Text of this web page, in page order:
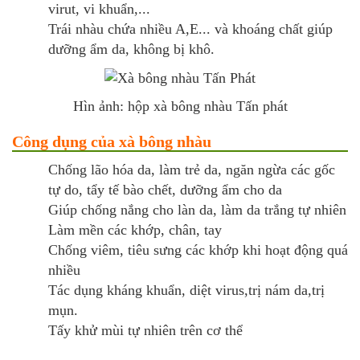
virut, vi khuẩn,...
Trái nhàu chứa nhiều A,E... và khoáng chất giúp
dưỡng ẩm da, không bị khô.
Hìn ảnh: hộp xà bông nhàu Tấn phát
Công dụng của xà bông nhàu
Chống lão hóa da, làm trẻ da, ngăn ngừa các gốc
tự do, tẩy tế bào chết, dưỡng ẩm cho da
Giúp chống nắng cho làn da, làm da trắng tự nhiên
Làm mền các khớp, chân, tay
Chống viêm, tiêu sưng các khớp khi hoạt động quá
nhiều
Tác dụng kháng khuẩn, diệt virus,trị nám da,trị
mụn.
Tấy khử mùi tự nhiên trên cơ thể